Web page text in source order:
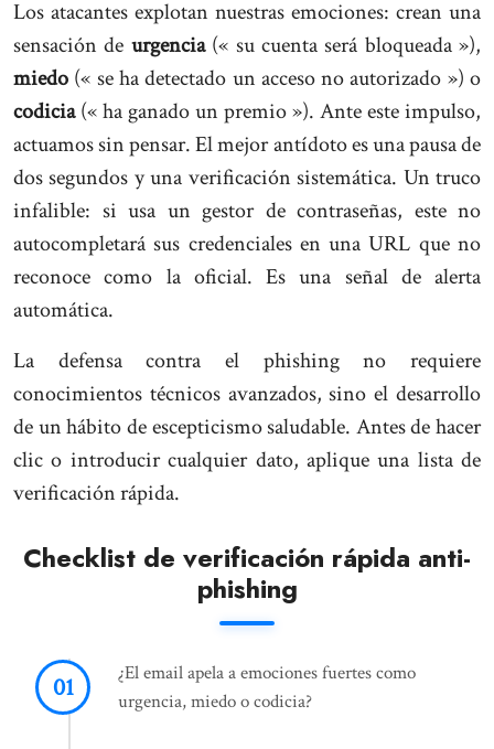
Los atacantes explotan nuestras emociones: crean una
sensación de urgencia(« su cuenta será bloqueada »),
miedo (« se ha detectado un acceso no autorizado ») o
codicia(« ha ganado un premio »). Ante este impulso,
actuamos sin pensar. El mejor antídoto es una pausa de
dos segundos y una verificación sistemática. Un truco
infalible: si usa un gestor de contraseñas, este no
autocompletará sus credenciales en una URL que no
reconoce como la oficial. Es una señal de alerta
automática.
La defensa contra el phishing no requiere
conocimientos técnicos avanzados, sino el desarrollo
de un hábito de escepticismo saludable. Antes de hacer
clic o introducir cualquier dato, aplique una lista de
verificación rápida.
Checklist de verificación rápida anti-
phishing
¿El email apela a emociones fuertes como
urgencia, miedo o codicia?